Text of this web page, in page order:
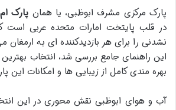
پارک مرکزی مشرف ابوظبی، یا همان پارک
در قلب پایتخت امارات متحده عربی است
نشدنی را برای هر بازدیدکننده ای به ارمغان
این راهنمای جامع بررسی شد، انتخاب بهترین
بهره مندی کامل از زیبایی ها و امکانات این
آب و هوای ابوظبی نقش محوری در این